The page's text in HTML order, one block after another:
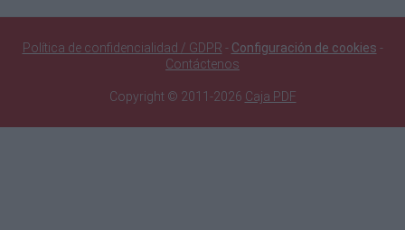
Política de confidencialidad / GDPR - Configuración de cookies -
Contáctenos
Copyright © 2011-2026 Caja PDF